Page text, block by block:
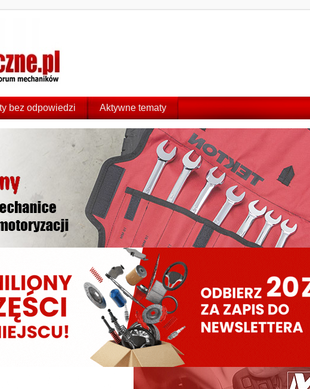
bez odpowiedzi Aktywne tematy